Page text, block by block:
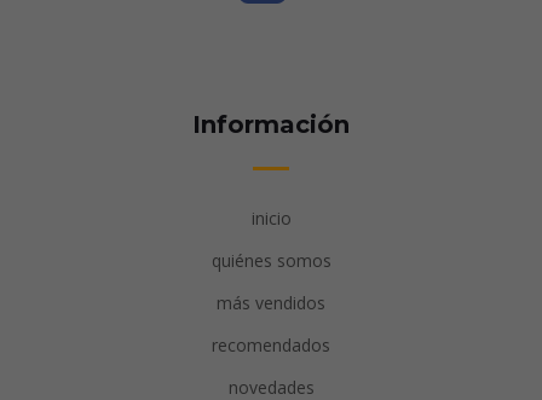
Información
inicio
quiénes somos
más vendidos
recomendados
novedades